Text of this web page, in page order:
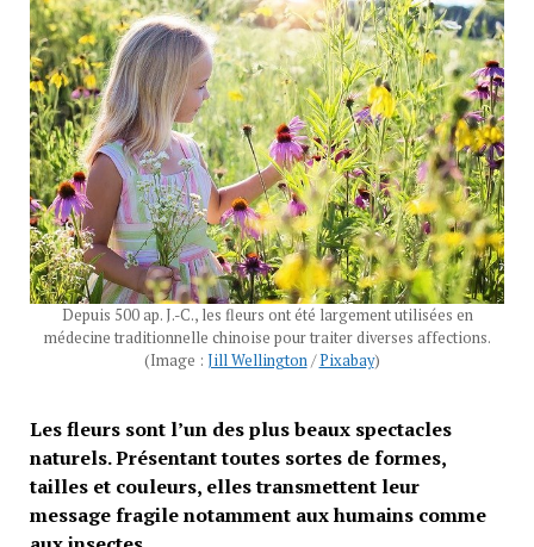
Depuis 500 ap. J.-C., les fleurs ont été largement utilisées en
médecine traditionnelle chinoise pour traiter diverses affections.
(Image : Jill Wellington/Pixabay)
Les fleurs sont l’un des plus beaux spectacles
naturels. Présentant toutes sortes de formes,
tailles et couleurs, elles transmettent leur
message fragile notamment aux humains comme